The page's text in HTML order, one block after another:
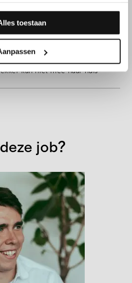
toestaan
probleem voor jou
kan niet mee naar huis
job?